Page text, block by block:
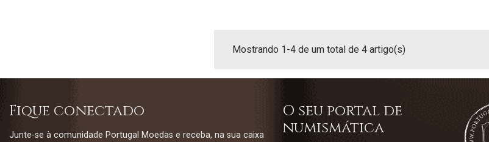
Mostrando 1-4 de um total de 4 artigo(s)
Fique conectado
Junte-se à comunidade Portugal Moedas e receba, na sua caixa
O seu portal de
numismática